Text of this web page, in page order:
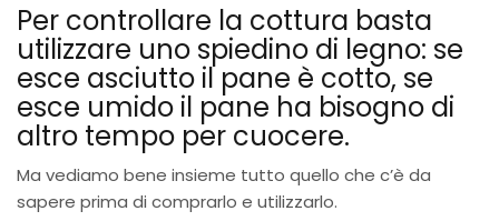
Per controllare la cottura basta
utilizzare uno spiedino di legno: se
esce asciutto il pane è cotto, se
esce umido il pane ha bisogno di
altro tempo per cuocere.
Ma vediamo bene insieme tutto quello che c’è da
sapere prima di comprarlo e utilizzarlo.